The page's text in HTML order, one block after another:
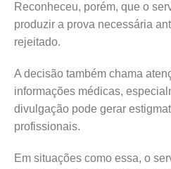
Reconheceu, porém, que o
produzir a prova necessária
rejeitado.
A decisão também chama
informações médicas,
divulgação pode gerar
profissionais.
Em situações como essa, o